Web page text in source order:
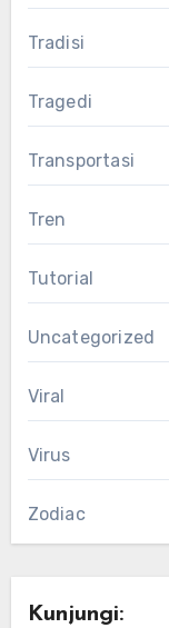
Tradisi
Tragedi
Transportasi
Tren
Tutorial
Uncategorized
Viral
Virus
Zodiac
Kunjungi: